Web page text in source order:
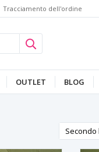
Tracciamento dell'ordine
OUTLET BLOG